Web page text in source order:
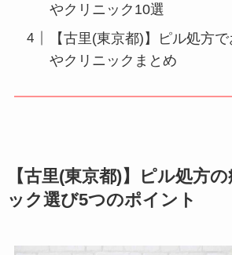
やクリニック10選
【古里(東京都)】ピル処方
やクリニックまとめ
【古里(東京都)】ピル処方
ック選び5つのポイント